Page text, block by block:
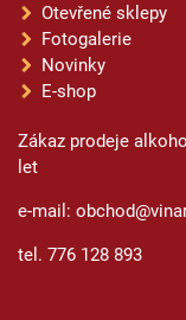
Otevřené sklepy
Fotogalerie
Novinky
E-shop
Zákaz prodeje
let
e-mail:
tel. 776 128 893